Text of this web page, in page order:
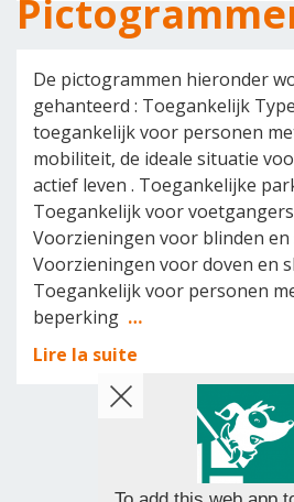
De pictogrammen hieronder
gehanteerd : Toegankelijk
toegankelijk voor personen
mobiliteit, de ideale situatie
actief leven . Toegankelijke
Toegankelijk voor
Voorzieningen voor blinden en
Voorzieningen voor doven en
Toegankelijk voor personen
beperking …
Lire la suite